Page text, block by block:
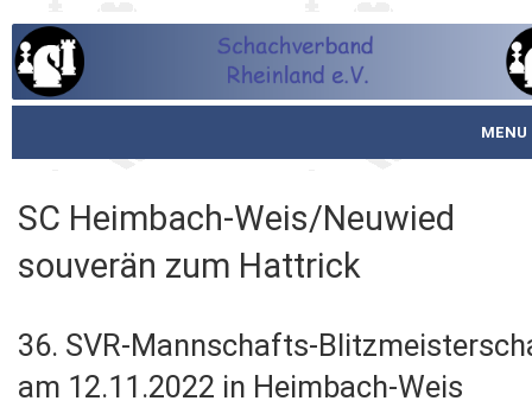
MENU
Schachjugend
SC Heimbach-Weis/Neuwied
souverän zum Hattrick
36. SVR-Mannschafts-
am 12.11.2022 in Heimbach-Weis